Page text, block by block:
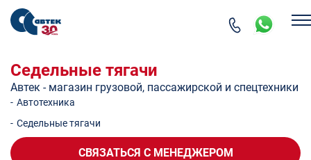
Седельные тягачи
Автек - магазин грузовой, пассажирской и спецтехники
- Автотехника
- Седельные тягачи
СВЯЗАТЬСЯ С МЕНЕДЖЕРОМ